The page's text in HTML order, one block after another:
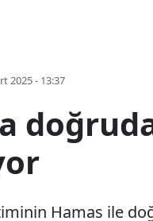
2025 - 13:37
Hamas ile